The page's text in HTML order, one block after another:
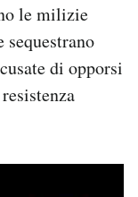
le milizie
sequestrano
di opporsi